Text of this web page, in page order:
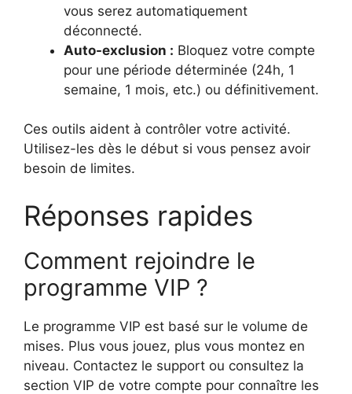
vous serez automatiquement
déconnecté.
Auto-exclusion : Bloquez votre compte
pour une période déterminée (24h, 1
semaine, 1 mois, etc.) ou définitivement.
Ces outils aident à contrôler votre activité.
Utilisez-les dès le début si vous pensez avoir
besoin de limites.
Réponses rapides
Comment rejoindre le
programme VIP ?
Le programme VIP est basé sur le volume de
mises. Plus vous jouez, plus vous montez en
niveau. Contactez le support ou consultez la
section VIP de votre compte pour connaître les